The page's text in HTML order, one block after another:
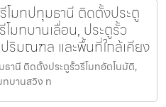
โมทปทุมธานี ติดตั้งประตู
มทบานเลื่อน, ประตูรั้ว
ริมณฑล และพื้นที่ใกล้เคียง
านี ติดตั้งประตูรั้วรีโมทอัตโนมัติ,
ทบานสวิง ท